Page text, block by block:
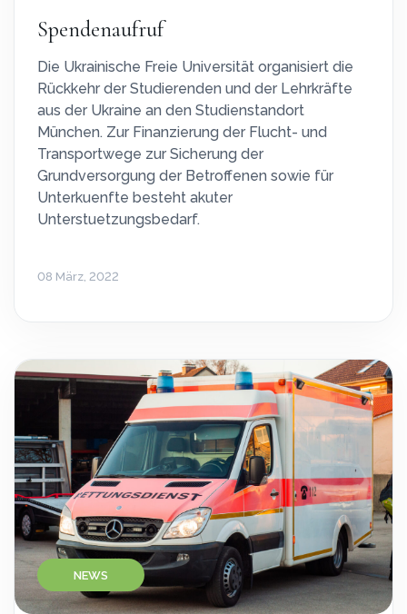
Spendenaufruf
Die Ukrainische Freie Universität organisiert die
Rückkehr der Studierenden und der Lehrkräfte
aus der Ukraine an den Studienstandort
München. Zur Finanzierung der Flucht- und
Transportwege zur Sicherung der
Grundversorgung der Betroffenen sowie für
Unterkuenfte besteht akuter
Unterstuetzungsbedarf.
08 März, 2022
NEWS